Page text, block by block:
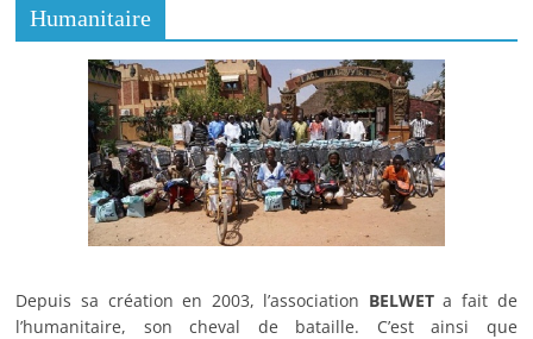
Humanitaire
Depuis sa création en 2003, l’association BELWETa fait de
l’humanitaire, son cheval de bataille. C’est ainsi que